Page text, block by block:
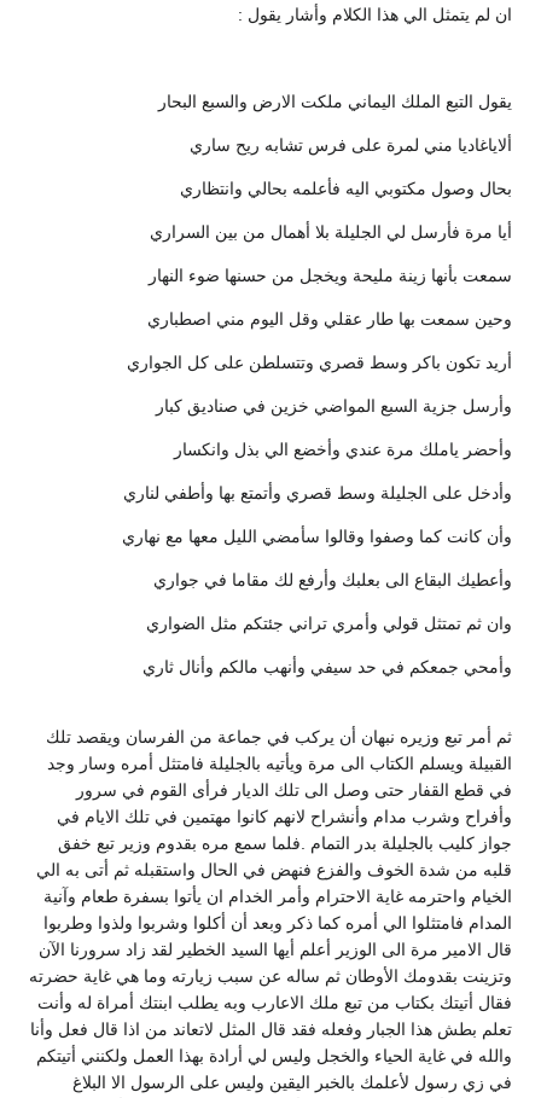
ان لم يتمثل الي هذا الكلام وأشار يقول :
يقول التبع الملك اليماني ملكت الارض والسبع البحار
ألاياغاديا مني لمرة على فرس تشابه ريح ساري
بحال وصول مكتوبي اليه فأعلمه بحالي وانتظاري
أيا مرة فأرسل لي الجليلة بلا أهمال من بين السراري
سمعت بأنها زينة مليحة ويخجل من حسنها ضوء النهار
وحين سمعت بها طار عقلي وقل اليوم مني اصطباري
أريد تكون باكر وسط قصري وتتسلطن على كل الجواري
وأرسل جزية السبع المواضي خزين في صناديق كبار
وأحضر ياملك مرة عندي وأخضع الي بذل وانكسار
وأدخل على الجليلة وسط قصري وأتمتع بها وأطفي لناري
وأن كانت كما وصفوا وقالوا سأمضي الليل معها مع نهاري
وأعطيك البقاع الى بعلبك وأرفع لك مقاما في جواري
وان ثم تمتثل قولي وأمري تراني جئتكم مثل الضواري
وأمحي جمعكم في حد سيفي وأنهب مالكم وأنال ثاري
ثم أمر تبع وزيره نبهان أن يركب في جماعة من الفرسان ويقصد تلك
القبيلة ويسلم الكتاب الى مرة ويأتيه بالجليلة فامتثل أمره وسار وجد
في قطع القفار حتى وصل الى تلك الديار فرأى القوم في سرور
وأفراح وشرب مدام وأنشراح لانهم كانوا مهتمين في تلك الايام في
جواز كليب بالجليلة بدر التمام .فلما سمع مره بقدوم وزير تبع خفق
قلبه من شدة الخوف والفزع فنهض في الحال واستقبله ثم أتى به الي
الخيام واحترمه غاية الاحترام وأمر الخدام ان يأتوا بسفرة طعام وآنية
المدام فامتثلوا الي أمره كما ذكر وبعد أن أكلوا وشربوا ولذوا وطربوا
قال الامير مرة الى الوزير أعلم أيها السيد الخطير لقد زاد سرورنا الآن
وتزينت بقدومك الأوطان ثم ساله عن سبب زيارته وما هي غاية حضرته
فقال أتيتك بكتاب من تبع ملك الاعارب وبه يطلب ابنتك أمراة له وأنت
تعلم بطش هذا الجبار وفعله فقد قال المثل لاتعاند من اذا قال فعل وأنا
والله في غاية الحياء والخجل وليس لي أرادة بهذا العمل ولكنني أتيتكم
في زي رسول لأعلمك بالخبر اليقين وليس على الرسول الا البلاغ